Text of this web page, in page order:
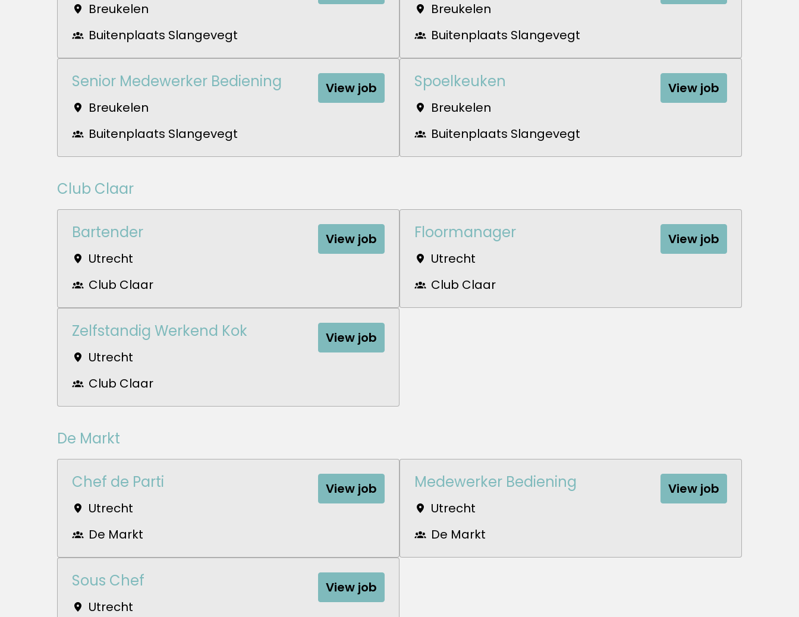
Breukelen
Buitenplaats Slangevegt
Breukelen
Buitenplaats Slangevegt
Senior Medewerker Bediening
Breukelen
Buitenplaats Slangevegt
View job Spoelkeuken
Breukelen
Buitenplaats Slangevegt
View job
Club Claar
Bartender
Utrecht
Club Claar
View job Floormanager
Utrecht
Club Claar
View job
Zelfstandig Werkend Kok
Utrecht
Club Claar
View job
De Markt
Chef de Parti
Utrecht
De Markt
View job Medewerker Bediening
Utrecht
De Markt
View job
Sous Chef
Utrecht
View job